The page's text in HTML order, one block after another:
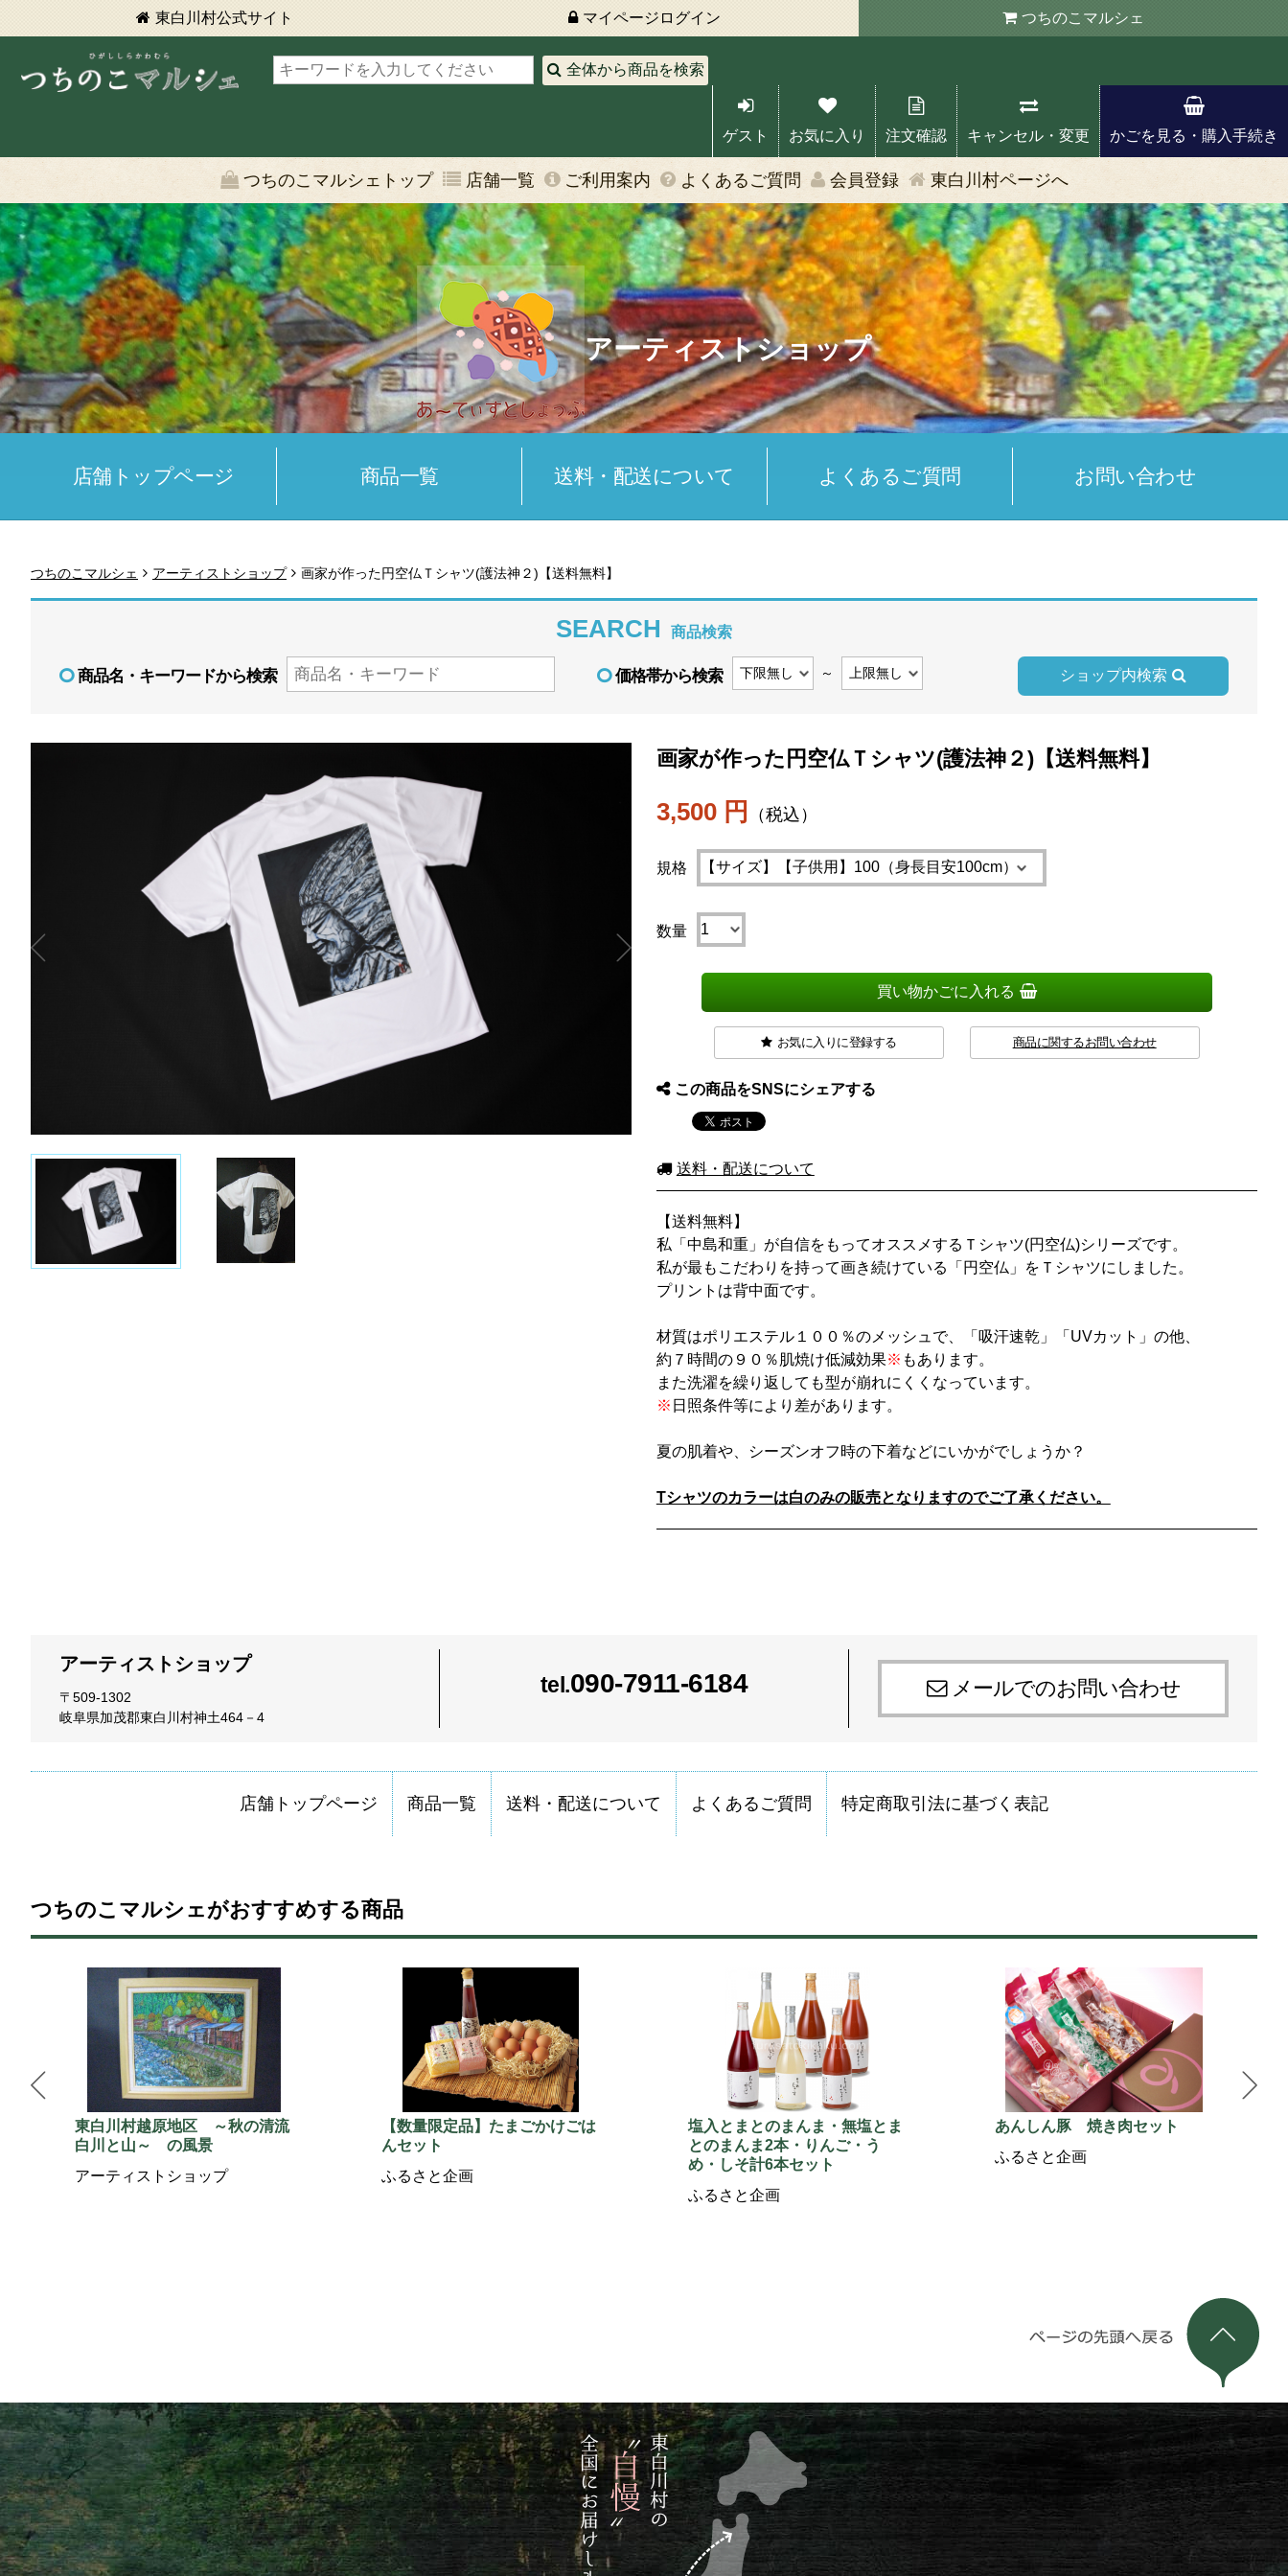
東白川村公式サイト マイページ ログイン つちのこ マルシェ
全体から商品を検索
ゲスト お気に入り 注文確認 キャンセル・変更 かごを見る・購入手続き
つちのこマルシェトップ 店舗一覧 ご利用案内 よくあるご質問 会員登録 東白川村ページへ
アーティストショップ
店舗トップページ 商品一覧 送料・配送について よくあるご質問 お問い合わせ
つちのこマルシェ アーティストショップ 画家が作った円空仏Ｔシャツ(護法神２)【送料無料】
SEARCH 商品検索
商品名・キーワードから検索 価格帯から検索 ～ ショップ内検索
画家が作った円空仏Ｔシャツ(護法神２)【送料無料】
3,500 円 （税込）
規格
数量
買い物かごに入れる
お気に入りに登録する 商品に関するお問い合わせ
この商品をSNSにシェアする
送料・配送について
【送料無料】
私「中島和重」が自信をもってオススメするＴシャツ(円空仏)シリーズです。
私が最もこだわりを持って画き続けている「円空仏」をＴシャツにしました。
プリントは背中面です。
材質はポリエステル１００％のメッシュで、「吸汗速乾」「UVカット」の他、
約７時間の９０％肌焼け低減効果※ もあります。
また洗濯を繰り返しても型が崩れにくくなっています。
※ 日照条件等により差があります。
夏の肌着や、シーズンオフ時の下着などにいかがでしょうか？
Tシャツのカラーは白のみの販売となりますのでご了承ください。
アーティストショップ
〒509-1302
岐阜県加茂郡東白川村神土464－4
tel.090-7911-6184 メールでのお問い合わせ
店舗トップページ 商品一覧 送料・配送について よくあるご質問 特定商取引法に基づく表記
つちのこマルシェがおすすめする商品
東白川村越原地区 ～秋の清流
白川と山～ の風景
アーティストショップ
【数量限定品】たまごかけごは
んセット
ふるさと企画
塩入とまとのまんま・無塩とま
とのまんま2本・りんご・う
め・しそ計6本セット
ふるさと企画
あんしん豚 焼き肉セット
ふるさと企画